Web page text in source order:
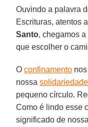
Ouvindo a palavra
Escrituras, atentos
Santo, chegamos
que escolher o
Oconfinamento
nossasolidariedade
pequeno círculo.
Como é lindo esse
significado de